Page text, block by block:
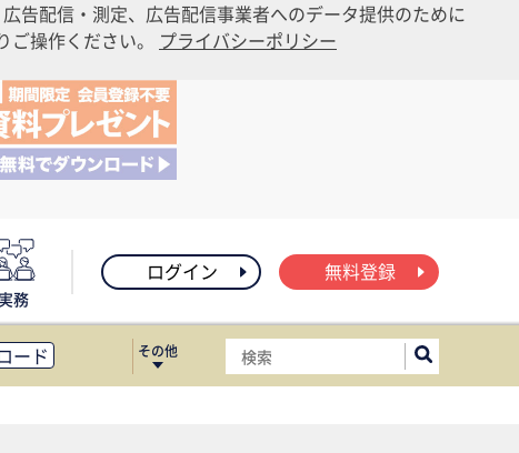
告配信・測定、広告配信事業者へのデータ提供のために
操作ください。 プライバシーポリシー
実務
ログイン 無料登録
ード
ィス移転
ート
その他